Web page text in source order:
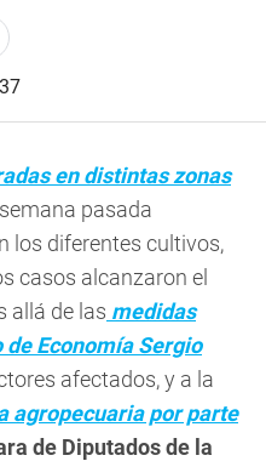
en distintas zonas
pasada
los diferentes cultivos,
casos alcanzaron el
allá de las medidas
Economía Sergio
afectados, y a la
agropecuaria por parte
de Diputados de la